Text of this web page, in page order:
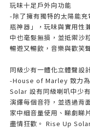
玩味十足戶外向功能
-除了擁有獨特的太陽能
瓶神器」，玩味與實用性
中也毫髮無損，並抵禦沙
暢遊又暢飲，音樂與歡笑
同級少有一體化立體聲設
-House of Marley 致力
Solar 設有同級喇叭中少
演繹每個音符，並透過背
家中細音量使用、睇劇睇
盡情狂歡。 Rise Up